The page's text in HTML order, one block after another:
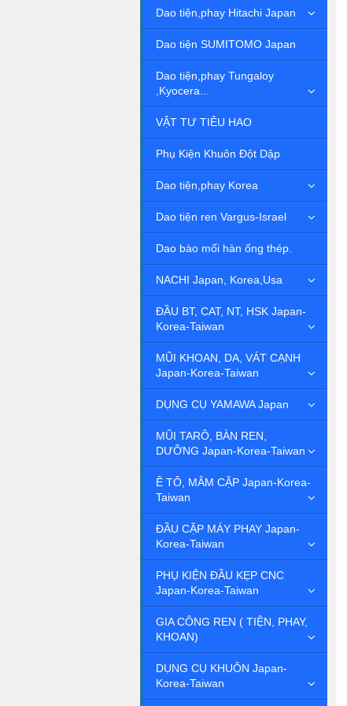
Dao tiện,phay Hitachi Japan
Dao tiện SUMITOMO Japan
Dao tiện,phay Tungaloy
,Kyocera...
VẬT TƯ TIÊU HAO
Phụ Kiện Khuôn Đột Dập
Dao tiện,phay Korea
Dao tiện ren Vargus-Israel
Dao bào mối hàn ống thép.
NACHI Japan, Korea,Usa
ĐẦU BT, CAT, NT, HSK Japan-
Korea-Taiwan
MŨI KHOAN, DA, VÁT CẠNH
Japan-Korea-Taiwan
DỤNG CỤ YAMAWA Japan
MŨI TARÔ, BÀN REN,
DƯỠNG Japan-Korea-Taiwan
Ê TÔ, MÂM CẶP Japan-Korea-
Taiwan
ĐẦU CẶP MÁY PHAY Japan-
Korea-Taiwan
PHỤ KIỆN ĐẦU KẸP CNC
Japan-Korea-Taiwan
GIA CÔNG REN ( TIỆN, PHAY,
KHOAN)
DỤNG CỤ KHUÔN Japan-
Korea-Taiwan